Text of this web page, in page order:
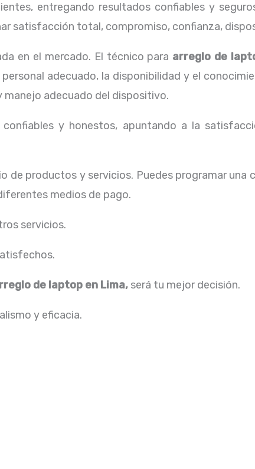
entregando resultados confiables y
satisfacción total, compromiso, confianza,
en el mercado. El técnico para arreglo de
adecuado, la disponibilidad y el
adecuado del dispositivo.
y honestos, apuntando a la
de productos y servicios. Puedes programar una
medios de pago.
servicios.
de laptop en Lima, será tu mejor decisión.
y eficacia.